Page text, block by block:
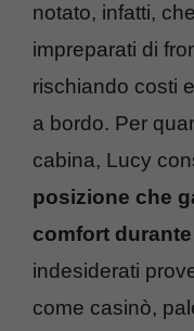
notato, infatti,
impreparati di
rischiando costi
a bordo. Per
cabina, Lucy
posizione che
comfort
indesiderati
come casinò,